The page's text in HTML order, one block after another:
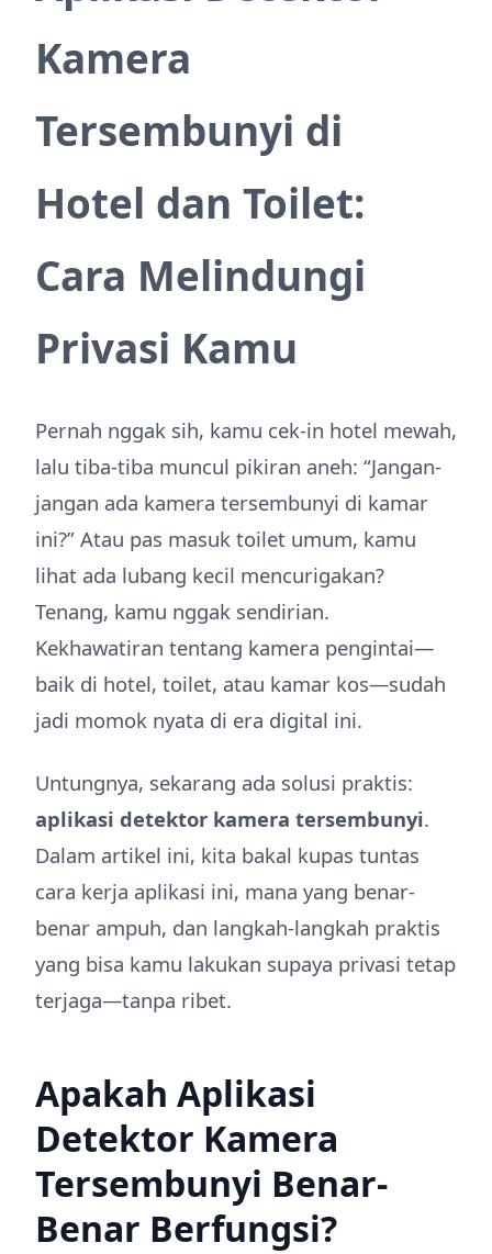
Kamera
Tersembunyi di
Hotel dan Toilet:
Cara Melindungi
Privasi Kamu
Pernah nggak sih, kamu cek-in hotel mewah,
lalu tiba-tiba muncul pikiran aneh: “Jangan-
jangan ada kamera tersembunyi di kamar
ini?” Atau pas masuk toilet umum, kamu
lihat ada lubang kecil mencurigakan?
Tenang, kamu nggak sendirian.
Kekhawatiran tentang kamera pengintai—
baik di hotel, toilet, atau kamar kos—sudah
jadi momok nyata di era digital ini.
Untungnya, sekarang ada solusi praktis:
aplikasi detektor kamera tersembunyi.
Dalam artikel ini, kita bakal kupas tuntas
cara kerja aplikasi ini, mana yang benar-
benar ampuh, dan langkah-langkah praktis
yang bisa kamu lakukan supaya privasi tetap
terjaga—tanpa ribet.
Apakah Aplikasi
Detektor Kamera
Tersembunyi Benar-
Benar Berfungsi?